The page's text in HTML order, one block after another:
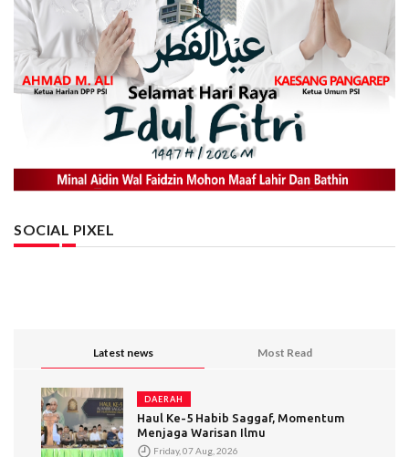
SOCIAL PIXEL
Latest news Most Read
DAERAH
Haul Ke-5 Habib Saggaf, Momentum
Menjaga Warisan Ilmu
Friday, 07 Aug, 2026